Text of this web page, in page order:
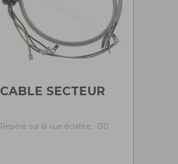
CABLE SECTEUR
Repère sur la vue éclatée : 130